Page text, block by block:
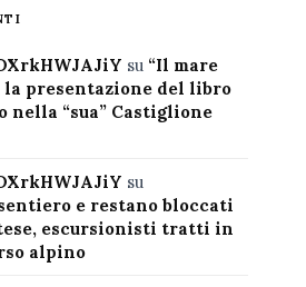
su “Il mare
la presentazione del libro
nella “sua” Castiglione
su
e restano bloccati
escursionisti tratti in
alpino